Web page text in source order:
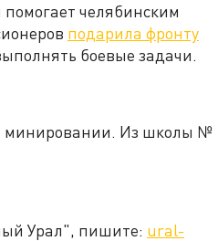
челябинским
подарила фронту
боевые задачи.
минировании. Из школы №
Урал", пишите: ural-